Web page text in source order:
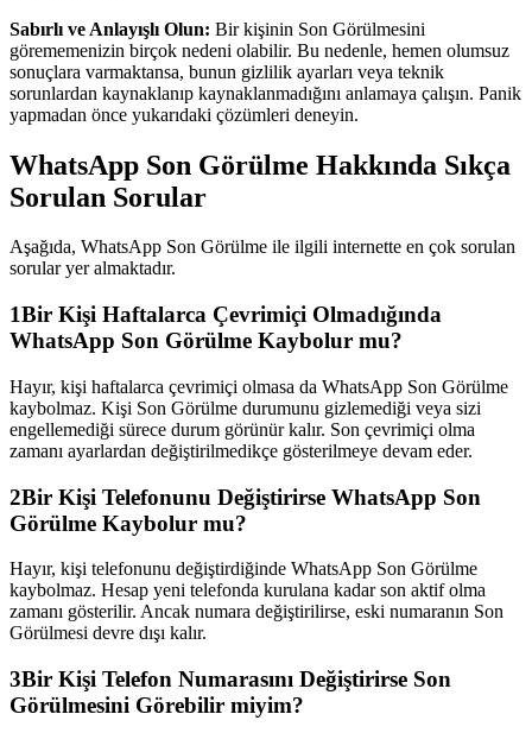
Sabırlı ve Anlayışlı Olun: Bir kişinin Son Görülmesini
görememenizin birçok nedeni olabilir. Bu nedenle, hemen olumsuz
sonuçlara varmaktansa, bunun gizlilik ayarları veya teknik
sorunlardan kaynaklanıp kaynaklanmadığını anlamaya çalışın. Panik
yapmadan önce yukarıdaki çözümleri deneyin.
WhatsApp Son Görülme Hakkında Sıkça
Sorulan Sorular
Aşağıda, WhatsApp Son Görülme ile ilgili internette en çok sorulan
sorular yer almaktadır.
1Bir Kişi Haftalarca Çevrimiçi Olmadığında
WhatsApp Son Görülme Kaybolur mu?
Hayır, kişi haftalarca çevrimiçi olmasa da WhatsApp Son Görülme
kaybolmaz. Kişi Son Görülme durumunu gizlemediği veya sizi
engellemediği sürece durum görünür kalır. Son çevrimiçi olma
zamanı ayarlardan değiştirilmedikçe gösterilmeye devam eder.
2Bir Kişi Telefonunu Değiştirirse WhatsApp Son
Görülme Kaybolur mu?
Hayır, kişi telefonunu değiştirdiğinde WhatsApp Son Görülme
kaybolmaz. Hesap yeni telefonda kurulana kadar son aktif olma
zamanı gösterilir. Ancak numara değiştirilirse, eski numaranın Son
Görülmesi devre dışı kalır.
3Bir Kişi Telefon Numarasını Değiştirirse Son
Görülmesini Görebilir miyim?